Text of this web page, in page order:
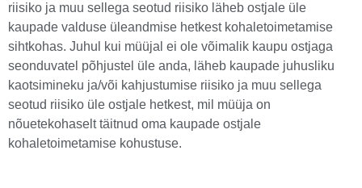
riisiko ja muu sellega seotud riisiko läheb ostjale üle
kaupade valduse üleandmise hetkest kohaletoimetamise
sihtkohas. Juhul kui müüjal ei ole võimalik kaupu ostjaga
seonduvatel põhjustel üle anda, läheb kaupade juhusliku
kaotsimineku ja/või kahjustumise riisiko ja muu sellega
seotud riisiko üle ostjale hetkest, mil müüja on
nõuetekohaselt täitnud oma kaupade ostjale
kohaletoimetamise kohustuse.